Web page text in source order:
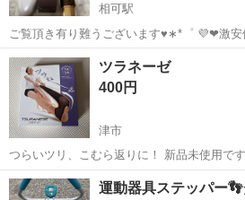
相可駅
ご覧頂き有り難うございます♥︎︎∗︎*゜ 💜❤激安価格💙💚 買
にオマケ付けます...♪*゜ 🔴美容 気軽に質問等お問い合わせ下さいませ
三重 松阪市 相可駅
ツラネーゼ
400円
津市
つらいツリ、こむら返りに！ 新品未使用です
三重 津市 健康食品
運動器具ステッパー